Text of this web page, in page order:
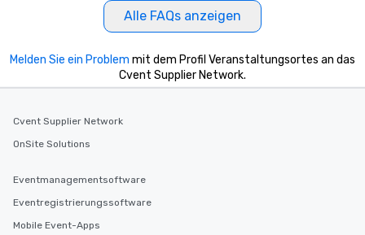
Alle FAQs anzeigen
Melden Sie ein Problem mit dem Profil Veranstaltungsortes an das
Cvent Supplier Network.
Cvent Supplier Network
OnSite Solutions
Eventmanagementsoftware
Eventregistrierungssoftware
Mobile Event-Apps